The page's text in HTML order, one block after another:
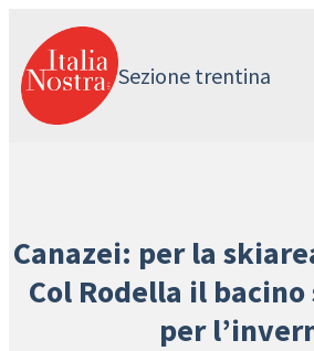
contenuto
Sezione trentina
Canazei: per la
Col Rodella il
per